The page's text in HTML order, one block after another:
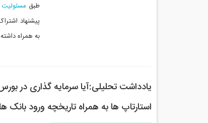
طبق مسئولیت
به همراه
یادداشت تحلیلی:آیا سرمایه گذاری در
استارتاپ ها به همراه تاریخچه ورود